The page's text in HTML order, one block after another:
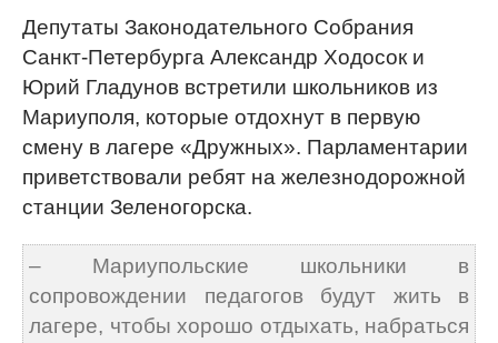
Депутаты Законодательного Собрания
Санкт-Петербурга Александр Ходосок и
Юрий Гладунов встретили школьников из
Мариуполя, которые отдохнут в первую
смену в лагере «Дружных». Парламентарии
приветствовали ребят на железнодорожной
станции Зеленогорска.
– Мариупольские школьники в
сопровождении педагогов будут жить в
лагере, чтобы хорошо отдыхать, набраться